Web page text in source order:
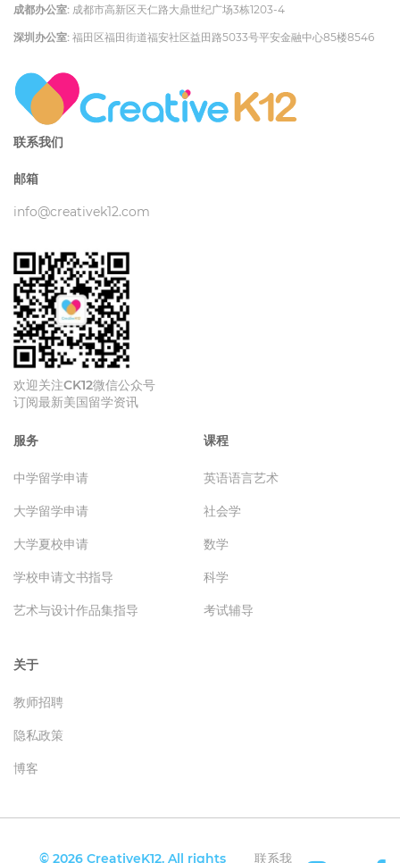
成都办公室: 成都市高新区天仁路大鼎世纪广场3栋1203-4
深圳办公室: 福田区福田街道福安社区益田路5033号平安金融中心85楼8546
联系我们
邮箱
info@creativek12.com
欢迎关注CK12微信公众号
订阅最新美国留学资讯
课程
英语语言艺术
社会学
数学
科学
考试辅导
服务
中学留学申请
大学留学申请
大学夏校申请
学校申请文书指导
艺术与设计作品集指导
关于
教师招聘
隐私政策
博客
© 2026 CreativeK12. All rights 联系我